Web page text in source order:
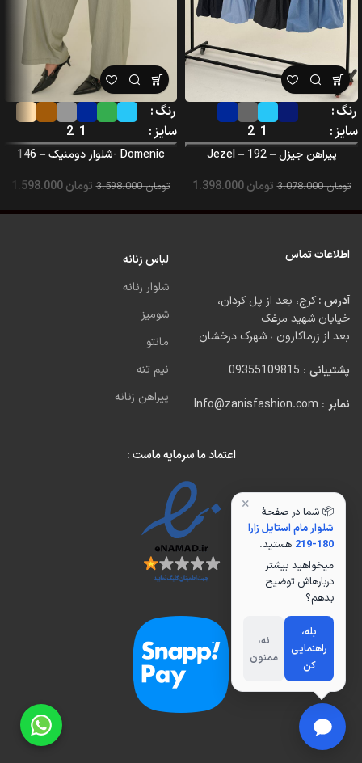
رنگ
سایز
1
2
پیراهن جیزل – Jezel – 192
تومان3.078.000 تومان1.398.000
رنگ
سایز
1
2
Domenic -شلوار دومنیک – 146
تومان3.598.000 تومان1.598.000
اطلاعات تماس
آدرس :کرج، بعد از پل کردان،
خیابان شهید مرغک
بعد از زرماکارون ، شهرک درخشان
پشتیبانی : 09355109815
نمابر : Info@zanisfashion.com
لباس زنانه
شلوار زنانه
شومیز
مانتو
نیم تنه
پیراهن زنانه
اعتماد ما سرمایه ماست :
×
📦 شما در صفحهٔ
شلوار مام استایل زارا
180-219
هستید.
میخواهید بیشتر
دربارهاش توضیح
بدهم؟
بله،
راهنمایی
کن
نه،
ممنون